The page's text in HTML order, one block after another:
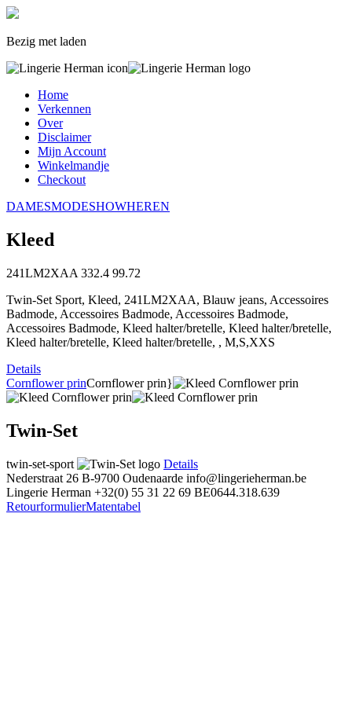
Bezig met laden
Home
Verkennen
Over
Disclaimer
Mijn Account
Winkelmandje
Checkout
DAMESMODESHOWHEREN
Kleed
241LM2XAA 332.4 99.72
Twin-Set Sport, Kleed, 241LM2XAA, Blauw jeans, Accessoires
Badmode, Accessoires Badmode, Accessoires Badmode,
Accessoires Badmode, Kleed halter/bretelle, Kleed halter/bretelle,
Kleed halter/bretelle, Kleed halter/bretelle, , M,S,XXS
Details
Cornflower prinCornflower prin}
Twin-Set
twin-set-sport
Details
Nederstraat 26 B-9700 Oudenaarde info@lingerieherman.be
Lingerie Herman +32(0) 55 31 22 69 BE0644.318.639
RetourformulierMatentabel